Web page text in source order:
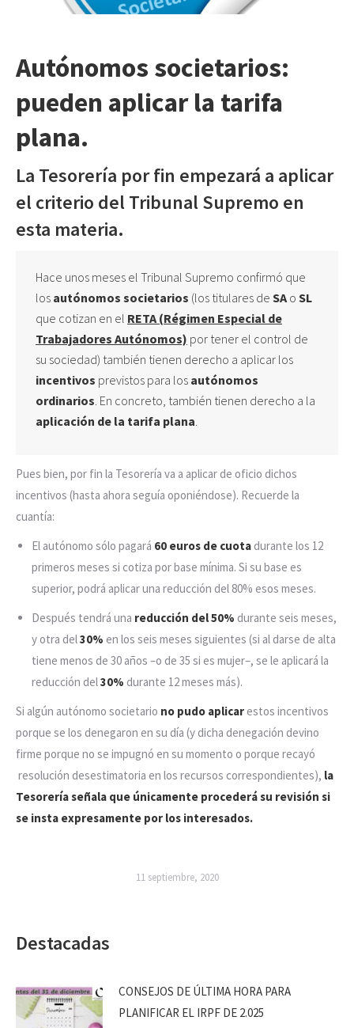
Autónomos societarios:
pueden aplicar la tarifa
plana.
La Tesorería por fin empezará a aplicar
el criterio del Tribunal Supremo en
esta materia.
Hace unos meses el Tribunal Supremo confirmó que
los autónomos societarios (los titulares de SA o SL
que cotizan en el RETA (Régimen Especial de
Trabajadores Autónomos) por tener el control de
su sociedad) también tienen derecho a aplicar los
incentivos previstos para los autónomos
ordinarios . En concreto, también tienen derecho a la
aplicación de la tarifa plana
Pues bien, por fin la Tesorería va a aplicar de oficio dichos
incentivos (hasta ahora seguía oponiéndose). Recuerde la
cuantía:
El autónomo sólo pagará 60 euros de cuota durante los 12
primeros meses si cotiza por base mínima. Si su base es
superior, podrá aplicar una reducción del 80% esos meses.
Después tendrá una reducción del 50% durante seis meses,
y otra del30% en los seis meses siguientes (si al darse de alta
tiene menos de 30 años –o de 35 si es mujer–, se le aplicará la
reducción del30% durante 12 meses más).
Si algún autónomo societario no pudo aplicar estos incentivos
porque se los denegaron en su día (y dicha denegación devino
firme porque no se impugnó en su momento o porque recayó
resolución desestimatoria en los recursos correspondientes), la
Tesorería señala que únicamente procederá su revisión si
se insta expresamente por los interesados.
11 septiembre, 2020
Destacadas
CONSEJOS DE ÚLTIMA HORA PARA
PLANIFICAR EL IRPF DE 2.025